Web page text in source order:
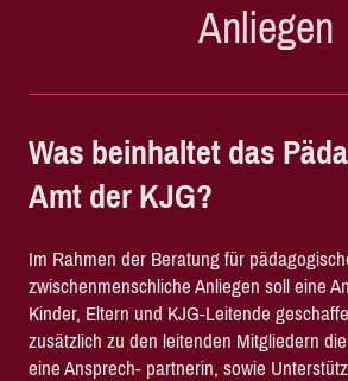
Anliegen
Was beinhaltet das
Amt der KJG?
Im Rahmen der Beratung für
zwischenmenschliche Anliegen soll eine
Kinder, Eltern und KJG-Leitende
zusätzlich zu den leitenden Mitgliedern
eine Ansprech- partnerin, sowie